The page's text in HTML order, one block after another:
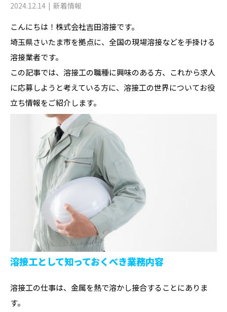
2024.12.14 新着情報
こんにちは！株式会社吉田溶接です。
埼玉県さいたま市を拠点に、全国の現場溶接などを手掛ける
溶接業者です。
この記事では、溶接工の職種に興味のある方、これから求人
に応募しようと考えている方に、溶接工の世界についてお役
立ち情報をご紹介します。
溶接工として知っておくべき業務内容
溶接工の仕事は、金属を熱で溶かし接合することにありま
す。